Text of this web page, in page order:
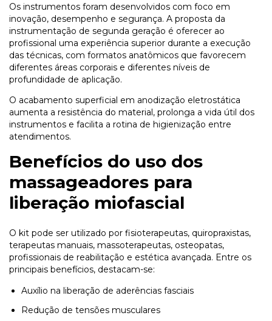
Os instrumentos foram desenvolvidos com foco em
inovação, desempenho e segurança. A proposta da
instrumentação de segunda geração é oferecer ao
profissional uma experiência superior durante a execução
das técnicas, com formatos anatômicos que favorecem
diferentes áreas corporais e diferentes níveis de
profundidade de aplicação.
O acabamento superficial em anodização eletrostática
aumenta a resistência do material, prolonga a vida útil dos
instrumentos e facilita a rotina de higienização entre
atendimentos.
Benefícios do uso dos
massageadores para
liberação miofascial
O kit pode ser utilizado por fisioterapeutas, quiropraxistas,
terapeutas manuais, massoterapeutas, osteopatas,
profissionais de reabilitação e estética avançada. Entre os
principais benefícios, destacam-se:
Auxílio na liberação de aderências fasciais
Redução de tensões musculares